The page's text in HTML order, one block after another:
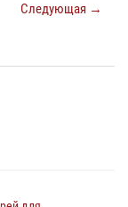
Следующая →